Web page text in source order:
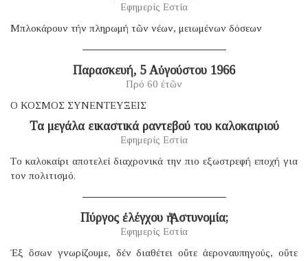
Εφημερίς Εστία
Μπλοκάρουν τήν πληρωμή τῶν νέων, μειωμένων δόσεων
Παρασκευή, 5 Αὐγούστου 1966
Πρό 60 ἐτῶν
Ο ΚΟΣΜΟΣ ΣΥΝΕΝΤΕΥΞΕΙΣ
Τα μεγάλα εικαστικά ραντεβού του καλοκαιριού
Εφημερίς Εστία
Tο καλοκαίρι αποτελεί διαχρονικά την πιο εξωστρεφή εποχή για
τον πολιτισμό.
Πύργος ἐλέγχου ἡ Ἀστυνομία;
Εφημερίς Εστία
Ἐξ ὅσων γνωρίζουμε, δέν διαθέτει οὔτε ἀεροναυπηγούς, οὔτε